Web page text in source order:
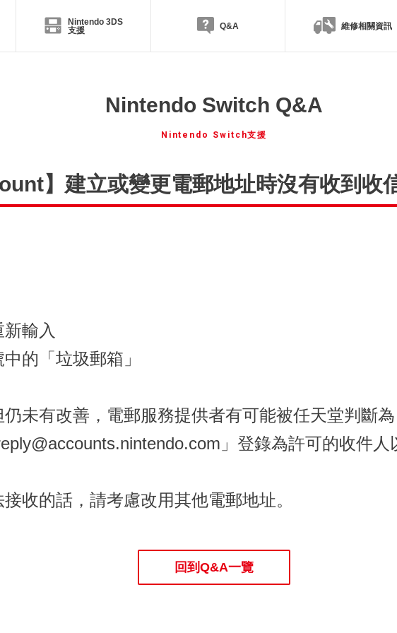
Nintendo 3DS
支援
Q&A 維修相關資訊
Nintendo Switch Q&A
Nintendo Switch支援
】建立或變更電郵地址時沒有收到收
輸入
的「垃圾郵箱」
未有改善，電郵服務提供者有可能被任天堂判斷為
」登錄為許可的收件人
收的話，請考慮改用其他電郵地址。
回到Q&A一覽